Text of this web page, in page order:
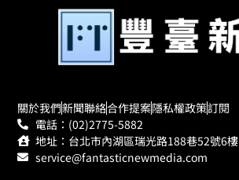
關於我們新聞聯絡合作提案隱私權政策訂閱
電話：(02)2775-5882
地址：台北市內湖區瑞光路188巷52號6樓
service@fantasticnewmedia.com